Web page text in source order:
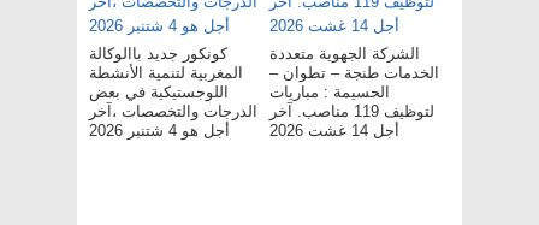
كونكور جديد باالوكالة
المغربية لتنمية الأنشطة
اللوجستيكية في بعض
الدرجات والتخصصات ،آخر
أجل هو 4 شتنبر 2026
الشركة الجهوية متعددة
الخدمات طنجة – تطوان –
الحسيمة : مباريات
لتوظيف 119 مناصب. آخر
أجل 14 غشت 2026